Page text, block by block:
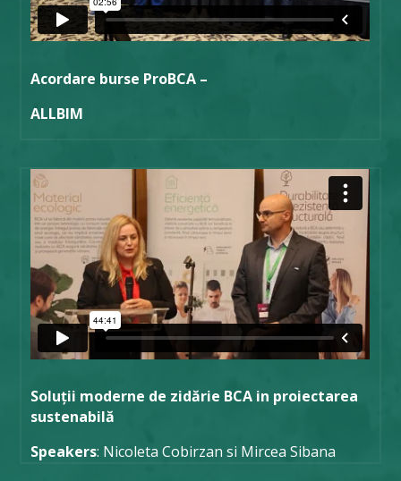
Acordare burse ProBCA –
ALLBIM
Soluții moderne de zidărie BCA in proiectarea
sustenabilă
Speakers: Nicoleta Cobirzan si Mircea Sibana